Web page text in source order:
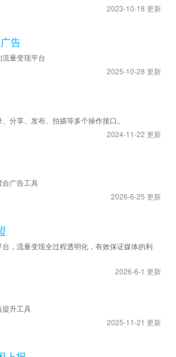
2023-10-18 更新
告
量变现平台
2025-10-28 更新
分享、发布、拍摄等多个操作接口。
2024-11-22 更新
合广告工具
2026-6-25 更新
，流量变现全过程透明化，有效保证媒体的利
2026-6-1 更新
提升工具
2025-11-21 更新